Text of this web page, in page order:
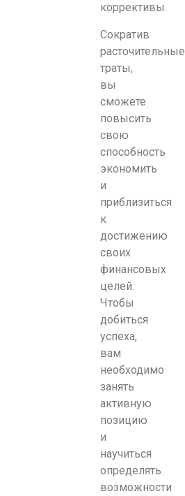
коррективы.
Сократив
расточительные
траты,
вы
сможете
повысить
свою
способность
экономить
и
приблизиться
к
достижению
своих
финансовых
целей.
Чтобы
добиться
успеха,
вам
необходимо
занять
активную
позицию
и
научиться
определять
возможности